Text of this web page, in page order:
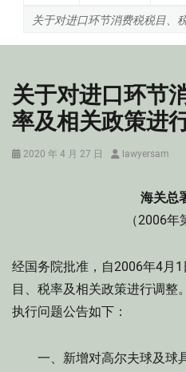
关于对进口环节消费税税目、
关于对进口环节
率及相关政策进
Posted
2020 年 4 月 27 日 Authorlawyersam
海关总
（2006年
经国务院批准，自2006年4月
目、税率及相关政策进行调整
执行问题公告如下：
一、新增对高尔夫球及球